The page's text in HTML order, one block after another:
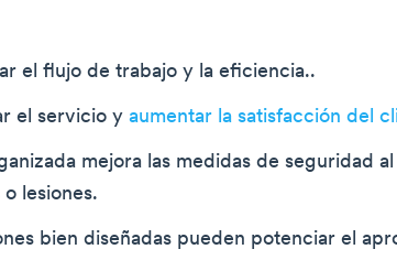
el flujo de trabajo y la eficiencia..
el servicio y aumentar la satisfacción del
mejora las medidas de seguridad
lesiones.
bien diseñadas pueden potenciar el